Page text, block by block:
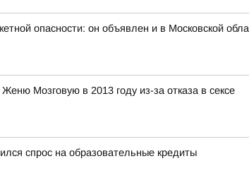
опасности: он объявлен и в Московской
Мозговую в 2013 году из-за отказа в сексе
спрос на образовательные кредиты